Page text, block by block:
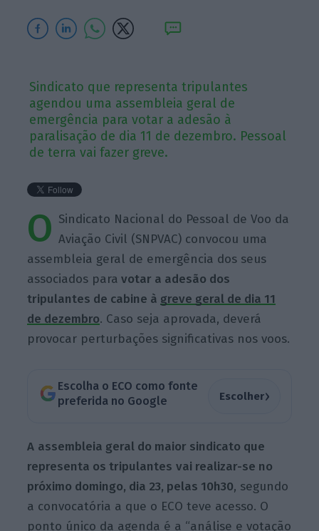
Sindicato que representa tripulantes
agendou uma assembleia geral de
emergência para votar a adesão à
paralisação de dia 11 de dezembro. Pessoal
de terra vai fazer greve.
O Sindicato Nacional do Pessoal de Voo da
Aviação Civil (SNPVAC) convocou uma
assembleia geral de emergência dos seus
associados para votar a adesão dos
tripulantes de cabine à greve geral de dia 11
de dezembro. Caso seja aprovada, deverá
provocar perturbações significativas nos voos.
Escolha o ECO como fonte
preferida no Google
Escolher›
A assembleia geral do maior sindicato que
representa os tripulantes vai realizar-se no
próximo domingo, dia 23, pelas 10h30, segundo
a convocatória a que o ECO teve acesso. O
ponto único da agenda é a “análise e votação